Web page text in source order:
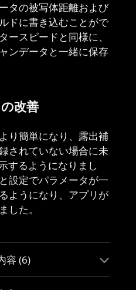
タの被写体距離および
ドに書き込むことがで
ースピードと同様に、
ンデータと一緒に保存
改善
り簡単になり、露出補
されていない場合に未
するようになりまし
設定でパラメータが一
ようになり、アプリが
した。
容 (6)